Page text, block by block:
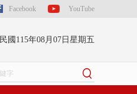
Facebook YouTube
民國115年08月07日星期五